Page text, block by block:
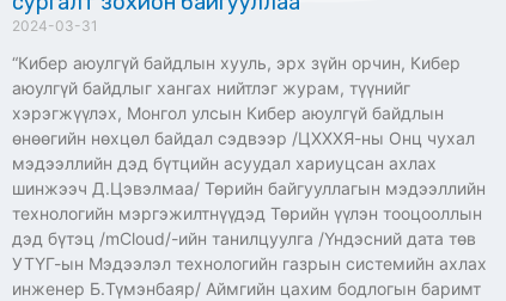
2024-03-31
“Кибер аюулгүй байдлын хууль, эрх зүйн орчин, Кибер
аюулгүй байдлыг хангах нийтлэг журам, түүнийг
хэрэгжүүлэх, Монгол улсын Кибер аюулгүй байдлын
өнөөгийн нөхцөл байдал сэдвээр /ЦХХХЯ-ны Онц чухал
мэдээллийн дэд бүтцийн асуудал хариуцсан ахлах
шинжээч Д.Цэвэлмаа/ Төрийн байгууллагын мэдээллийн
технологийн мэргэжилтнүүдэд Төрийн үүлэн тооцооллын
дэд бүтэц /mCloud/-ийн танилцуулга /Үндэсний дата төв
УТҮГ-ын Мэдээлэл технологийн газрын системийн ахлах
инженер Б.Түмэнбаяр/ Аймгийн цахим бодлогын баримт